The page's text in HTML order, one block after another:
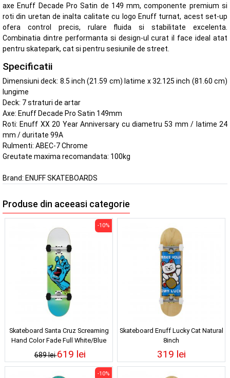
axe Enuff Decade Pro Satin de 149 mm, componente premium si
roti din uretan de inalta calitate cu logo Enuff turnat, acest set-up
ofera control precis, rulare fluida si stabilitate excelenta.
Combinatia dintre performanta si design-ul curat il face ideal atat
pentru skatepark, cat si pentru sesiunile de street.
Specificatii
Dimensiuni deck: 8.5 inch (21.59 cm) latime x 32.125 inch (81.60 cm)
lungime
Deck: 7 straturi de artar
Axe: Enuff Decade Pro Satin 149mm
Roti: Enuff XX 20 Year Anniversary cu diametru 53 mm / latime 24
mm / duritate 99A
Rulmenti: ABEC-7 Chrome
Greutate maxima recomandata: 100kg
Brand: ENUFF SKATEBOARDS
Produse din aceeasi categorie
Skateboard Santa Cruz Screaming
Hand Color Fade Full White/Blue
8inch
689 lei
-10%
619 lei
Skateboard Enuff Lucky Cat Natural
8inch
319 lei
-10%